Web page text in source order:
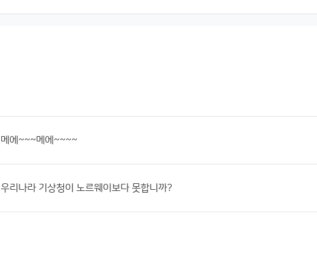
메에~~~메에~~~~
우리나라 기상청이 노르웨이보다 못합니까?